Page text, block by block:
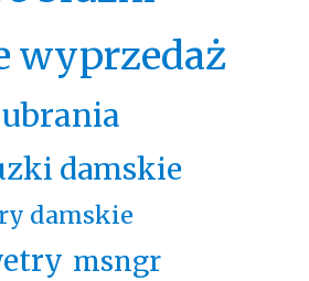
wyprzedaż
damskie
damskie
msngr